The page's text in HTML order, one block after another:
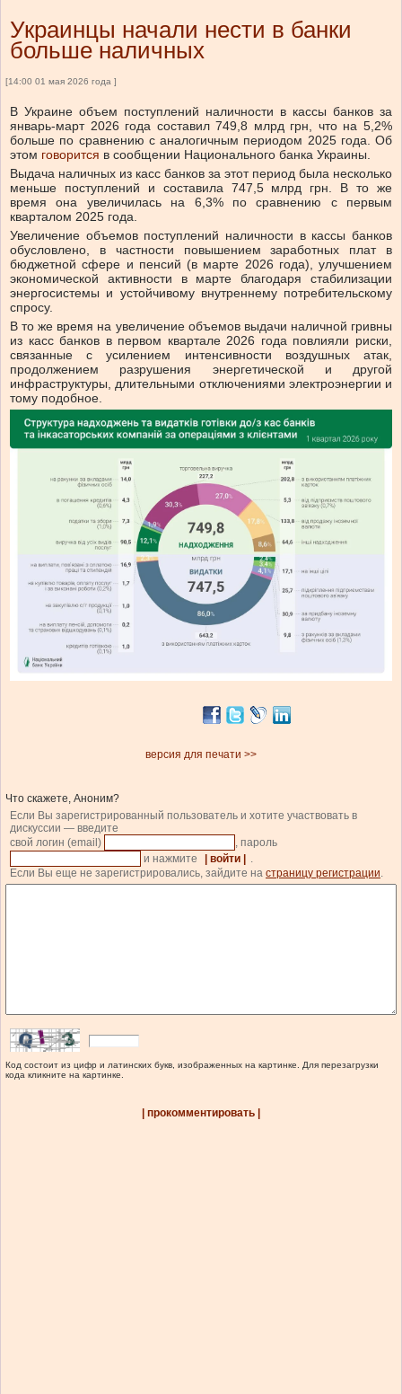
Украинцы начали нести в банки
больше наличных
[14:00 01 мая 2026 года ]
В Украине объем поступлений наличности в кассы банков за
январь-март 2026 года составил 749,8 млрд грн, что на 5,2%
больше по сравнению с аналогичным периодом 2025 года. Об
этом говорится в сообщении Национального банка Украины.
Выдача наличных из касс банков за этот период была несколько
меньше поступлений и составила 747,5 млрд грн. В то же
время она увеличилась на 6,3% по сравнению с первым
кварталом 2025 года.
Увеличение объемов поступлений наличности в кассы банков
обусловлено, в частности повышением заработных плат в
бюджетной сфере и пенсий (в марте 2026 года), улучшением
экономической активности в марте благодаря стабилизации
энергосистемы и устойчивому внутреннему потребительскому
спросу.
В то же время на увеличение объемов выдачи наличной гривны
из касс банков в первом квартале 2026 года повлияли риски,
связанные с усилением интенсивности воздушных атак,
продолжением разрушения энергетической и другой
инфраструктуры, длительными отключениями электроэнергии и
тому подобное.
версия для печати >>
Что скажете, Аноним?
Если Вы зарегистрированный пользователь и хотите участвовать в
дискуссии — введите
свой логин (email)
, пароль
и нажмите
| войти |
Если Вы еще не зарегистрировались, зайдите на страницу регистрации
Код состоит из цифр и латинских букв, изображенных на картинке. Для перезагрузки
кода кликните на картинке.
| прокомментировать |